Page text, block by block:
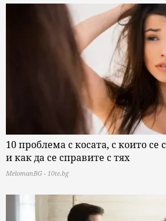
10 проблема с косата, с които се
и как да се справите с тях
MelomanBG - 10te.bg